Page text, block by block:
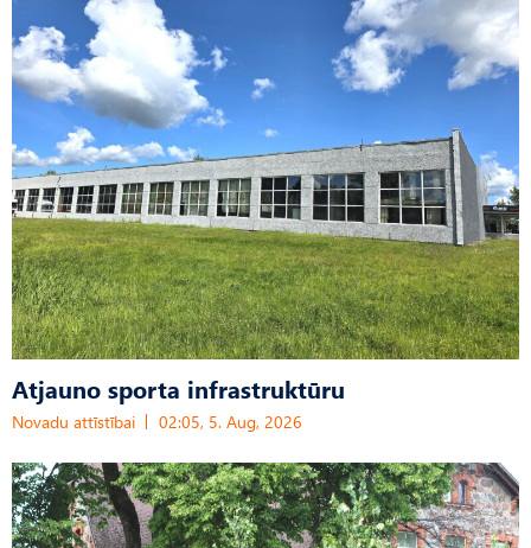
Atjauno sporta infrastruktūru
Novadu attīstībai 02:05, 5. Aug, 2026